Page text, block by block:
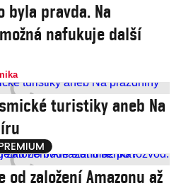
byla pravda. Na
nafukuje další
turistiky aneb Na
od založení Amazonu až